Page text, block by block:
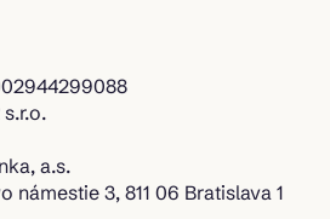
a.s.
námestie 3, 811 06 Bratislava 1